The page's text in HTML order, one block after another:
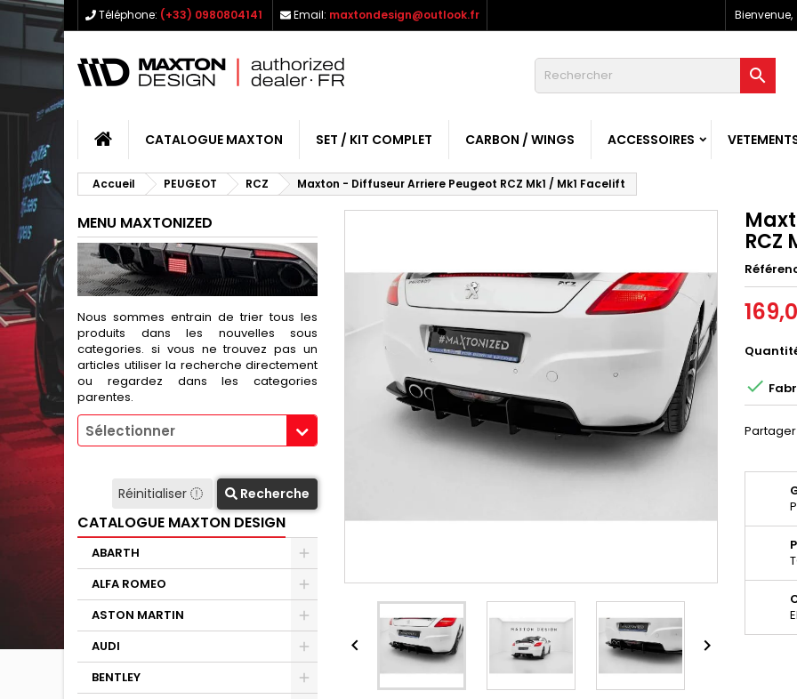
Téléphone: (+33) 0980804141 Email: maxtondesign@outlook.fr Bienvenue,

CATALOGUE MAXTON SET / KIT COMPLET CARBON / WINGS ACCESSOIRES
Accueil PEUGEOT RCZ Maxton - Diffuseur Arriere Peugeot RCZ Mk1 / Mk1 Facelift
MENU MAXTONIZED
Nous sommes entrain de trier tous les
produits dans les nouvelles sous
categories. si vous ne trouvez pas un
articles utiliser la recherche directement
ou regardez dans les categories
parentes.
Sélectionner
Réinitialiser Recherche
CATALOGUE MAXTON DESIGN
ABARTH
ALFA ROMEO
ASTON MARTIN
AUDI
BENTLEY
 
RCZ

Partager